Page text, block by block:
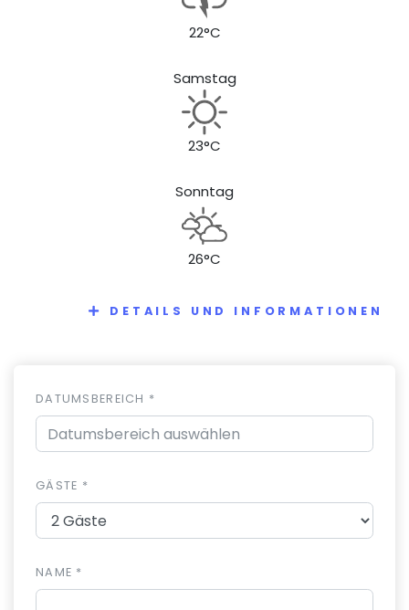
22°C
Samstag
23°C
Sonntag
26°C
DETAILS UND INFORMATIONEN
DATUMSBEREICH *
GÄSTE *
NAME *